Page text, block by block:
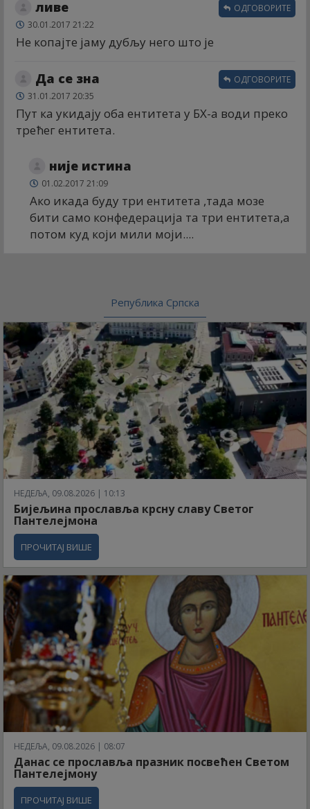
ливе
30.01.2017 21:22
Не копајте јаму дубљу него што је
ОДГОВОРИТЕ
Да се зна
31.01.2017 20:35
Пут ка укидају оба ентитета у БХ-а води преко
трећег ентитета.
ОДГОВОРИТЕ
није истина
01.02.2017 21:09
Ако икада буду три ентитета ,тада мозе
бити само конфедерација та три ентитета,а
потом куд који мили моји....
Република Српска
НЕДЕЉА, 09.08.2026 | 10:13
Бијељина прославља крсну славу Светог
Пантелејмона
ПРОЧИТАЈ ВИШЕ
НЕДЕЉА, 09.08.2026 | 08:07
Данас се прославља празник посвећен Светом
Пантелејмону
ПРОЧИТАЈ ВИШЕ